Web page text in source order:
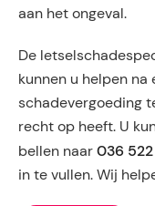
aan het ongeval.
De
kunnen u helpen na
schadevergoeding
recht op heeft. U
bellen naar 036
in te vullen. Wij